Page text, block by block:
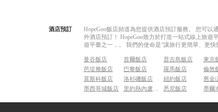
酒店預訂
HopeGoo飯店頻道為您提供酒店預訂服務。 您可
外酒店預訂！ HopeGoo致力於打造一站式線上旅
遊平臺之一，。 我們的使命是“讓旅行更簡單、更
曼谷飯店 首爾飯店 普吉島飯店
東京
芭堤雅飯店
巴黎飯店 羅馬飯店
倫敦
莫斯科飯店
洛杉磯飯店 紐約飯店
舊金
墨西哥城飯店
里約熱內盧飯店 悉尼飯店 墨爾